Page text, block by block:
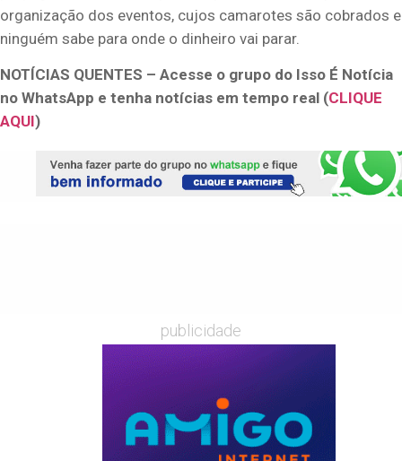
organização dos eventos, cujos camarotes são cobrados e
ninguém sabe para onde o dinheiro vai parar.
NOTÍCIAS QUENTES – Acesse o grupo do Isso É Notícia
no WhatsApp e tenha notícias em tempo real (CLIQUE
AQUI)
publicidade